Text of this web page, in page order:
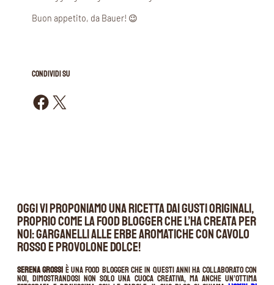
Buon appetito, da Bauer! 😉
CONDIVIDI SU
Condividi su Facebook Condividi su X
Oggi vi proponiamo una ricetta dai gusti originali,
proprio come la food blogger che l’ha creata per
noi: Garganelli alle erbe aromatiche con cavolo
rosso e provolone dolce!
Serena Grossi è una food blogger che in questi anni ha collaborato con
noi, dimostrandosi non solo una cuoca creativa, ma anche un’ottima